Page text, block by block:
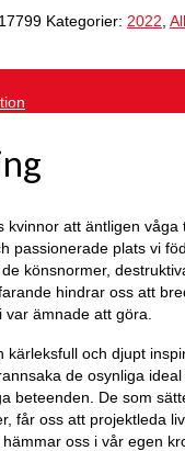
Kategorier: 2022
kvinnor att äntligen våga
passionerade plats vi
könsnormer,
hindrar oss att
ämnade att göra.
kärleksfull och djupt
de osynliga
beteenden. De som
får oss att projektleda
oss i vår egen